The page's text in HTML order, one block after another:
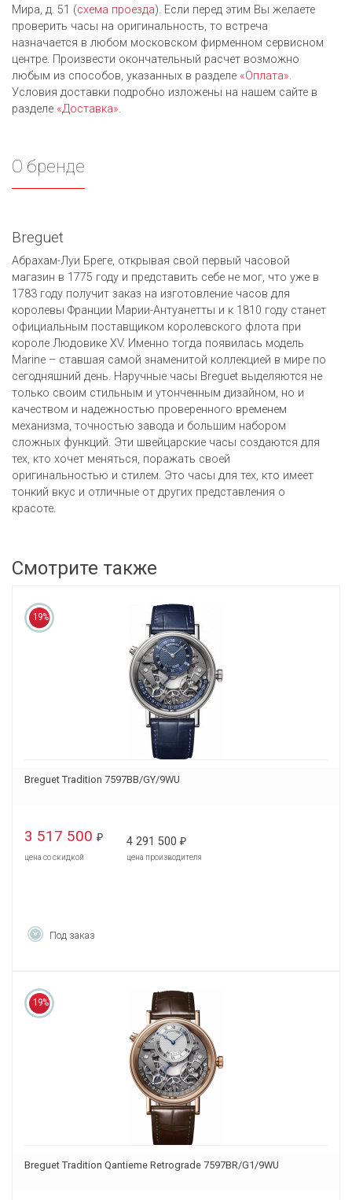
Мира, д. 51 (схема проезда). Если перед этим Вы желаете
проверить часы на оригинальность, то встреча
назначается в любом московском фирменном сервисном
центре. Произвести окончательный расчет возможно
любым из cпособов, указанных в разделе «Оплата».
Условия доставки подробно изложены на нашем сайте в
разделе «Доставка».
О бренде
Breguet
Абрахам-Луи Бреге, открывая свой первый часовой
магазин в 1775 году и представить себе не мог, что уже в
1783 году получит заказ на изготовление часов для
королевы Франции Марии-Антуанетты и к 1810 году станет
официальным поставщиком королевского флота при
короле Людовике ХV. Именно тогда появилась модель
Marine – ставшая самой знаменитой коллекцией в мире по
сегодняшний день. Наручные часы Breguet выделяются не
только своим стильным и утонченным дизайном, но и
качеством и надежностью проверенного временем
механизма, точностью завода и большим набором
сложных функций. Эти швейцарские часы создаются для
тех, кто хочет меняться, поражать своей
оригинальностью и стилем. Это часы для тех, кто имеет
тонкий вкус и отличные от других представления о
красоте.
Смотрите также
19%
Breguet Tradition 7597BB/GY/9WU
3 517 500 ₽
цена со скидкой
4 291 500 ₽
цена производителя
Под заказ
19%
Breguet Tradition Qantieme Retrograde 7597BR/G1/9WU